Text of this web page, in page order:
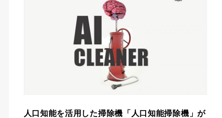
人口知能を活用した掃除機「人口知能掃除機」が